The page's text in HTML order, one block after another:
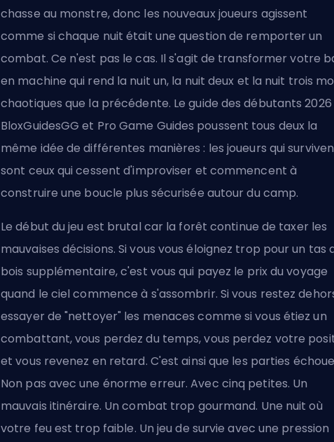
chasse au monstre, donc les nouveaux joueurs agissent
comme si chaque nuit était une question de remporter un
combat. Ce n'est pas le cas. Il s'agit de transformer votre
en machine qui rend la nuit un, la nuit deux et la nuit trois
chaotiques que la précédente. Le guide des débutants 2026
BloxGuidesGG et Pro Game Guides poussent tous deux la
même idée de différentes manières : les joueurs qui
sont ceux qui cessent d'improviser et commencent à
construire une boucle plus sécurisée autour du camp.
Ledébut du jeu est brutal car la forêt continue de taxer les
mauvaises décisions. Si vous vous éloignez trop pour un tas
bois supplémentaire, c'est vous qui payez le prix du voyage
quand le ciel commence à s'assombrir. Si vous restez
essayer de "nettoyer" les menaces comme si vous étiez un
combattant, vous perdez du temps, vous perdez votre
et vous revenez en retard. C'est ainsi que les parties
Non pas avec une énorme erreur. Avec cinq petites. Un
mauvais itinéraire. Un combat trop gourmand. Une nuit où
votre feu est trop faible. Un jeu de survie avec une pression